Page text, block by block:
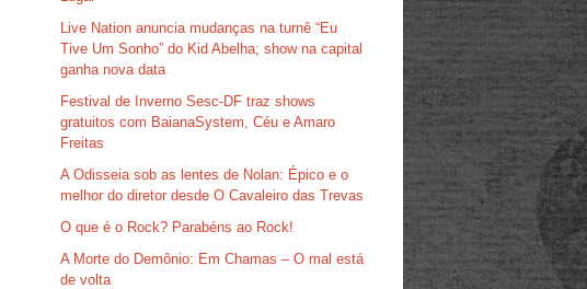
Live Nation anuncia mudanças na turnê “Eu
Tive Um Sonho” do Kid Abelha; show na capital
ganha nova data
Festival de Inverno Sesc-DF traz shows
gratuitos com BaianaSystem, Céu e Amaro
Freitas
A Odisseia sob as lentes de Nolan: Épico e o
melhor do diretor desde O Cavaleiro das Trevas
O que é o Rock? Parabéns ao Rock!
A Morte do Demônio: Em Chamas – O mal está
de volta